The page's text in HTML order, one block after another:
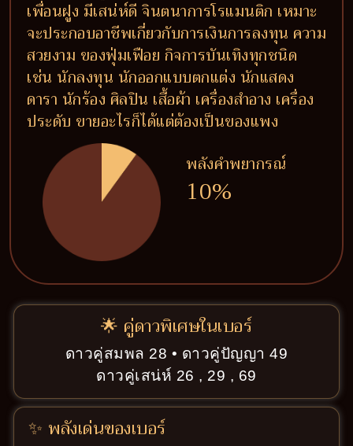
เพื่อนฝูง มีเสน่ห์ดี จินตนาการโรแมนติก เหมาะ
จะประกอบอาชีพเกี่ยวกับการเงินการลงทุน ความ
สวยงาม ของฟุ่มเฟือย กิจการบันเทิงทุกชนิด
เช่น นักลงทุน นักออกแบบตกแต่ง นักแสดง
ดารา นักร้อง ศิลปิน เสื้อผ้า เครื่องสำอาง เครื่อง
ประดับ ขายอะไรก็ได้แต่ต้องเป็นของแพง
พลังคำพยากรณ์
10%
🌟 คู่ดาวพิเศษในเบอร์
ดาวคู่สมพล 28 • ดาวคู่ปัญญา 49
ดาวคู่เสน่ห์ 26 , 29 , 69
✨ พลังเด่นของเบอร์